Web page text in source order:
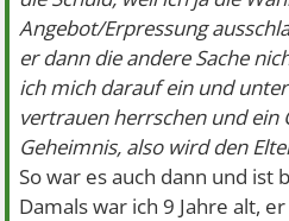
Angebot/Erpressung
er dann die andere Sache
ich mich darauf ein und
vertrauen herrschen und ein
Geheimnis, also wird den
So war es auch dann und ist
Damals war ich 9 Jahre alt,